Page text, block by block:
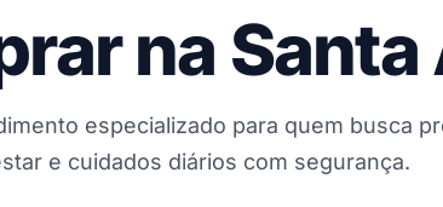
na
especializado para quem busca
e cuidados diários com segurança.